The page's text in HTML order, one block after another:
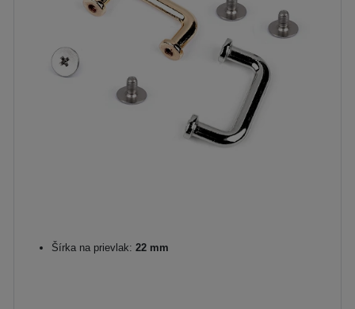
Šírka na prievlak: 22 mm